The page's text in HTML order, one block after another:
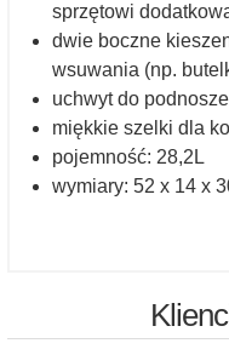
sprzętowi
dwie boczne
wsuwania (np.
uchwyt do
miękkie szelki dla
pojemność: 28,2L
wymiary: 52 x 14 x